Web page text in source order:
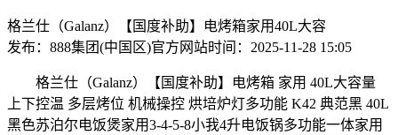
格兰仕（Galanz）【国度补助】电烤箱家用40L大容
发布：888集团(中国区)官方网站时间：2025-11-28 15:05
格兰仕（Galanz）【国度补助】电烤箱 家用 40L大容量
上下控温 多层烤位 机械操控 烘培炉灯多功能 K42 典范黑 40L
黑色苏泊尔电饭煲家用3-4-5-8小我4升电饭锅多功能一体家用